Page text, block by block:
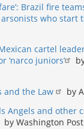
Brazil fire
who start
cartel
‘narco juniors’
and the Law
by
Angels and other
by Washington Post